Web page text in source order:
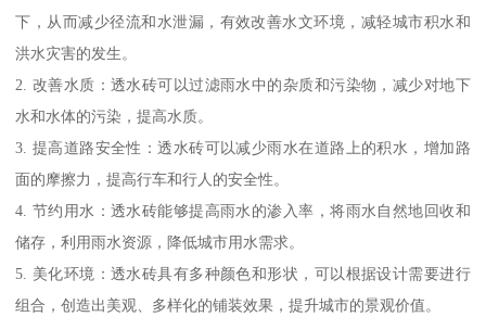
下，从而减少径流和水泄漏，有效改善水文环境，减轻城市积水和
洪水灾害的发生。
2. 改善水质：透水砖可以过滤雨水中的杂质和污染物，减少对地下
水和水体的污染，提高水质。
3. 提高道路安全性：透水砖可以减少雨水在道路上的积水，增加路
面的摩擦力，提高行车和行人的安全性。
4. 节约用水：透水砖能够提高雨水的渗入率，将雨水自然地回收和
储存，利用雨水资源，降低城市用水需求。
5. 美化环境：透水砖具有多种颜色和形状，可以根据设计需要进行
组合，创造出美观、多样化的铺装效果，提升城市的景观价值。